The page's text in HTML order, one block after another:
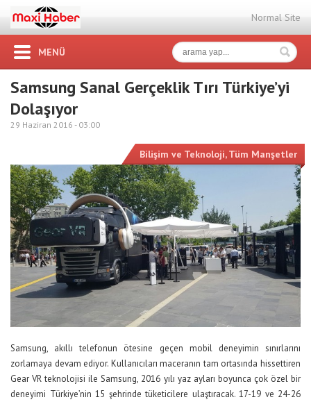
Normal Site
MENÜ
Samsung Sanal Gerçeklik Tırı Türkiye’yi
Dolaşıyor
29 Haziran 2016 - 03:00
Bilişim ve Teknoloji,Tüm Manşetler
Samsung, akıllı telefonun ötesine geçen mobil deneyimin sınırlarını
zorlamaya devam ediyor. Kullanıcıları maceranın tam ortasında hissettiren
Gear VR teknolojisi ile Samsung, 2016 yılı yaz ayları boyunca çok özel bir
deneyimi Türkiye’nin 15 şehrinde tüketicilere ulaştıracak. 17-19 ve 24-26